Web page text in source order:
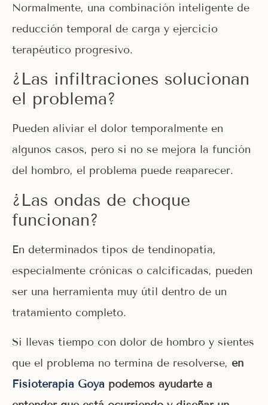
Normalmente, una combinación inteligente de
reducción temporal de carga y ejercicio
terapéutico progresivo.
¿Las infiltraciones solucionan
el problema?
Pueden aliviar el dolor temporalmente en
algunos casos, pero si no se mejora la función
del hombro, el problema puede reaparecer.
¿Las ondas de choque
funcionan?
En determinados tipos de tendinopatía,
especialmente crónicas o calcificadas, pueden
ser una herramienta muy útil dentro de un
tratamiento completo.
Si llevas tiempo con dolor de hombro y sientes
que el problema no termina de resolverse, en
Fisioterapia Goya podemos ayudarte a